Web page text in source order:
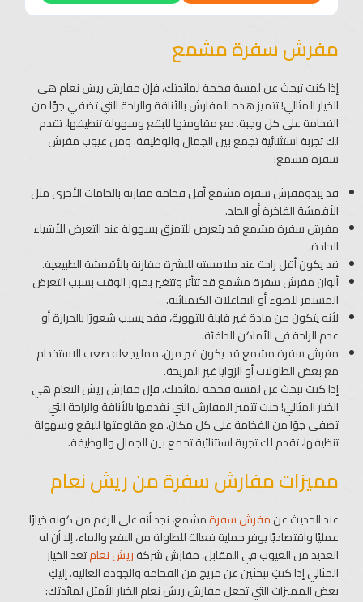
مفرش سفرة مشمع
إذا كنت تبحث عن لمسة فخمة لمائدتك، فإن مفارش ريش نعام هي
الخيار المثالي! تتميز هذه المفارش بالأناقة والراحة التي تضفي جوًا من
الفخامة على كل وجبة. مع مقاومتها للبقع وسهولة تنظيفها، تقدم
لك تجربة استثنائية تجمع بين الجمال والوظيفة. ومن عيوب مفرش
سفرة مشمع:
قد يبدومفرش سفرة مشمع أقل فخامة مقارنة بالخامات الأخرى مثل
الأقمشة الفاخرة أو الجلد.
مفرش سفرة مشمع قد يتعرض للتمزق بسهولة عند التعرض للأشياء
الحادة.
قد يكون أقل راحة عند ملامسته للبشرة مقارنة بالأقمشة الطبيعية.
ألوان مفرش سفرة مشمع قد تتأثر وتتغير بمرور الوقت بسبب التعرض
المستمر للضوء أو التفاعلات الكيميائية.
لأنه يتكون من مادة غير قابلة للتهوية، فقد يسبب شعورًا بالحرارة أو
عدم الراحة في الأماكن الدافئة.
مفرش سفرة مشمع قد يكون غير مرن، مما يجعله صعب الاستخدام
مع بعض الطاولات أو الزوايا غير المريحة.
إذا كنت تبحث عن لمسة فخمة لمائدتك، فإن مفارش ريش النعام هي
الخيار المثالي! حيث تتميز المفارش التي نقدمها بالأناقة والراحة التي
تضفي جوًا من الفخامة على كل مكان. مع مقاومتها للبقع وسهولة
تنظيفها، تقدم لك تجربة استثنائية تجمع بين الجمال والوظيفة.
مميزات مفارش سفرة من ريش نعام
عند الحديث عنمفرش سفرةمشمع، نجد أنه على الرغم من كونه خيارًا
عمليًا واقتصاديًا يوفر حماية فعالة للطاولة من البقع والماء، إلا أن له
العديد من العيوب في المقابل، مفارش شركةريش نعامتعد الخيار
المثالي إذا كنتِ تبحثين عن مزيج من الفخامة والجودة العالية. إليكِ
بعض المميزات التي تجعل مفارش ريش نعام الخيار الأمثل لمائدتك: